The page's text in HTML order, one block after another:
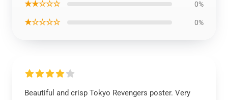
★★☆☆☆ 0%
★☆☆☆☆ 0%
Beautiful and crisp Tokyo Revengers poster. Very